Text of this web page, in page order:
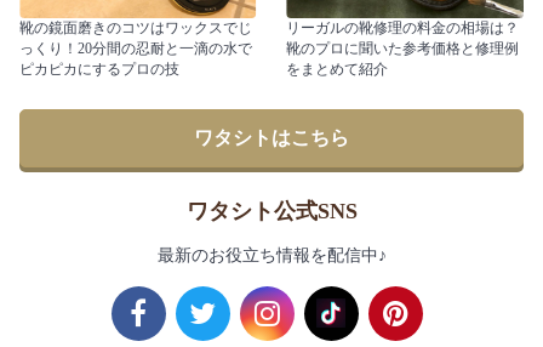
靴の鏡面磨きのコツはワックスでじ
っくり！20分間の忍耐と一滴の水で
ピカピカにするプロの技
リーガルの靴修理の料金の相場は？
靴のプロに聞いた参考価格と修理例
をまとめて紹介
ワタシトはこちら
ワタシト公式SNS
最新のお役立ち情報を配信中♪